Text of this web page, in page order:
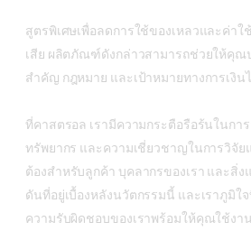
สูตรพิเศษเพื่อลดการใช้ของเหลวและค่าใ
เสีย ผลิตภัณฑ์ดังกล่าวสามารถช่วยให้คุณ
สำคัญ กฎหมาย และเป้าหมายทางการเงิน
ที่คาสตรอล เรามีความกระตือรือร้นในกา
ทรัพยากร และความเชี่ยวชาญในการวิจั
ต้องสำหรับลูกค้า บุคลากรของเรา และสิ่
ดันที่อยู่เบื้องหลังนวัตกรรมนี้ และเราภูมิ
ความรับผิดชอบของเราพร้อมให้คุณใช้งาน